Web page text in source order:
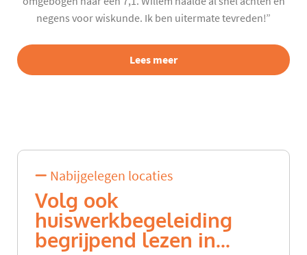
negens voor wiskunde. Ik ben uitermate tevreden!”
Lees meer
Nabijgelegen locaties
Volg ook
huiswerkbegeleiding
begrijpend lezen in...